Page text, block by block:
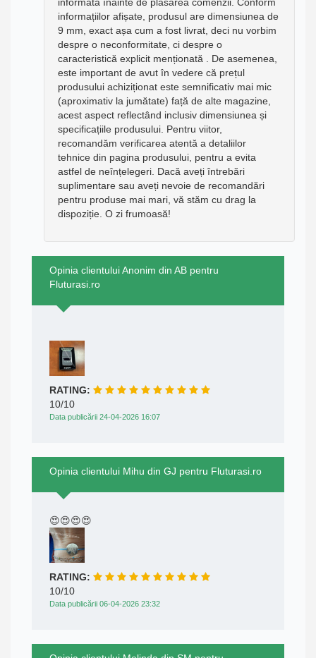
informațiilor afișate, produsul are dimensiunea de
9 mm, exact așa cum a fost livrat, deci nu vorbim
despre o neconformitate, ci despre o
caracteristică explicit menționată . De asemenea,
este important de avut în vedere că prețul
produsului achiziționat este semnificativ mai mic
(aproximativ la jumătate) față de alte magazine,
acest aspect reflectând inclusiv dimensiunea și
specificațiile produsului. Pentru viitor,
recomandăm verificarea atentă a detaliilor
tehnice din pagina produsului, pentru a evita
astfel de neînțelegeri. Dacă aveți întrebări
suplimentare sau aveți nevoie de recomandări
pentru produse mai mari, vă stăm cu drag la
dispoziție. O zi frumoasă!
Opinia clientului Anonim din AB pentru
Fluturasi.ro
RATING:
10/10
Data publicării 24-04-2026 16:07
Opinia clientului Mihu din GJ pentru Fluturasi.ro
😍😍😍😍
RATING:
10/10
Data publicării 06-04-2026 23:32